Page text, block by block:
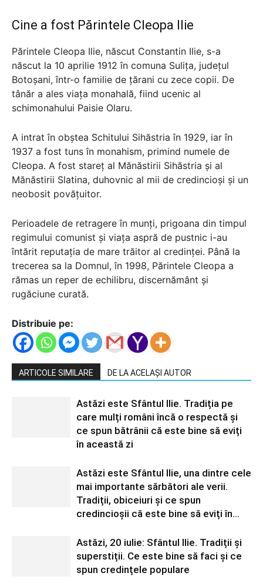
Cine a fost Părintele Cleopa Ilie
Părintele Cleopa Ilie, născut Constantin Ilie, s-a
născut la 10 aprilie 1912 în comuna Sulița, județul
Botoșani, într-o familie de țărani cu zece copii. De
tânăr a ales viața monahală, fiind ucenic al
schimonahului Paisie Olaru.
A intrat în obștea Schitului Sihăstria în 1929, iar în
1937 a fost tuns în monahism, primind numele de
Cleopa. A fost stareț al Mănăstirii Sihăstria și al
Mănăstirii Slatina, duhovnic al mii de credincioși și un
neobosit povățuitor.
Perioadele de retragere în munți, prigoana din timpul
regimului comunist și viața aspră de pustnic i-au
întărit reputația de mare trăitor al credinței. Până la
trecerea sa la Domnul, în 1998, Părintele Cleopa a
rămas un reper de echilibru, discernământ și
rugăciune curată.
Distribuie pe:
ARTICOLE SIMILARE DE LA ACELAȘI AUTOR
Astăzi este Sfântul Ilie. Tradiția pe
care mulți români încă o respectă și
ce spun bătrânii că este bine să eviți
în această zi
Astăzi este Sfântul Ilie, una dintre cele
mai importante sărbători ale verii.
Tradiții, obiceiuri și ce spun
credincioșii că este bine să eviți în...
Astăzi, 20 iulie: Sfântul Ilie. Tradiții și
superstiții. Ce este bine să faci și ce
spun credințele populare